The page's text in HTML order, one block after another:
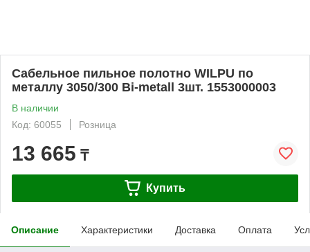
Сабельное пильное полотно WILPU по
металлу 3050/300 Bi-metall 3шт. 1553000003
В наличии
Код: 60055
Розница
13 665 ₸
Купить
Описание Характеристики Доставка Оплата